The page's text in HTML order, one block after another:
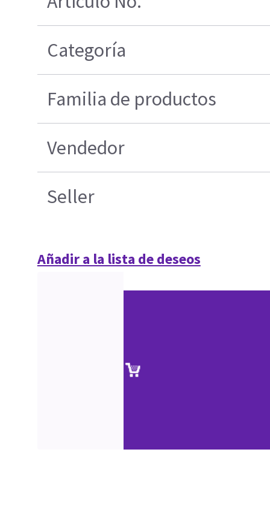
Categoría
Familia de productos
Vendedor
Seller
Añadir a la lista de deseos